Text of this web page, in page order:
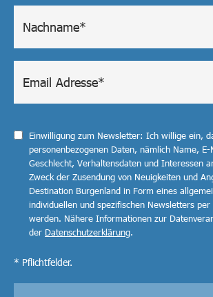
Einwilligung zum Newsletter: Ich willige ein,
personenbezogenen Daten, nämlich Name, E-
Geschlecht, Verhaltensdaten und Interessen
Zweck der Zusendung von Neuigkeiten und
Destination Burgenland in Form eines
individuellen und spezifischen Newsletters
werden. Nähere Informationen zur
der Datenschutzerklärung.
* Pflichtfelder.